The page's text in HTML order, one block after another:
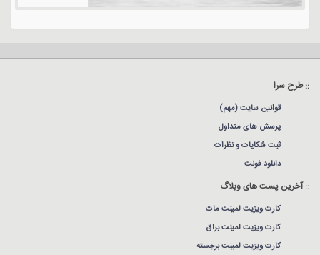
:: طرح سرا
قوانین سایت (مهم)
پرسش های متداول
ثبت شکایات و نظرات
دانلود فونت
:: آخرین پست های وبلاگ
کارت ویزیت لمینت مات
کارت ویزیت لمینت براق
کارت ویزیت لمینت برجسته